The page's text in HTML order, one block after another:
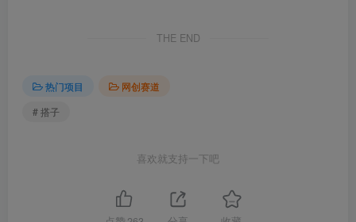
THE END
热门项目
网创赛道
# 搭子
喜欢就支持一下吧